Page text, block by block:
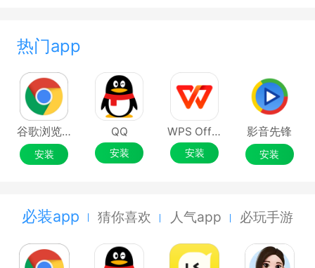
热门app
谷歌浏览器Google Chrome
安装
QQ
安装
WPS Office
安装
影音先锋
安装
必装app 猜你喜欢 人气app 必玩手游